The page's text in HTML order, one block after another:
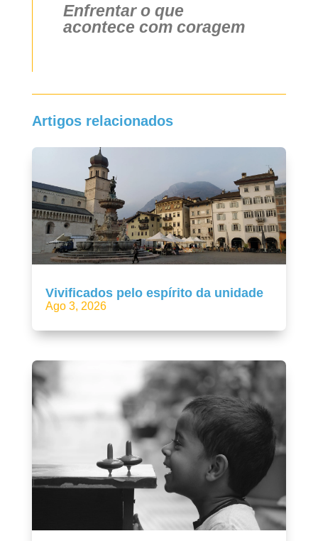
Enfrentar o que
acontece com coragem
Artigos relacionados
Vivificados pelo espírito da unidade
Ago 3, 2026